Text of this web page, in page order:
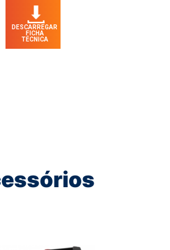
DESCARREGAR
FICHA
TÉCNICA